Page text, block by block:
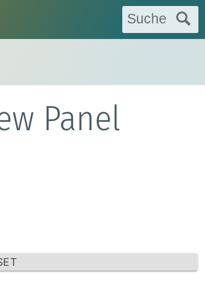
Suche
Panel